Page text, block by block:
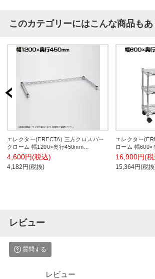
このカテゴリーにはこんな商品も
エレクター(ERECTA) 三方クロスバー
クローム 幅1200×奥行450mm
B1848TWC
4,600円(税込)
4,182円(税抜)
エレクター
ローム 幅600×
BBC1424
16,900円(
15,364円(税
レビュー
質問する
レビュー